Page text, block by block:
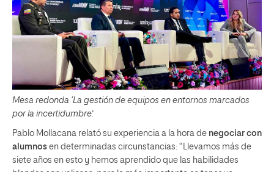
Mesa redonda ‘La gestión de equipos en entornos marcados
por la incertidumbre’.
Pablo Mollacana relató su experiencia a la hora de negociar con
alumnos en determinadas circunstancias: “Llevamos más de
siete años en esto y hemos aprendido que las habilidades